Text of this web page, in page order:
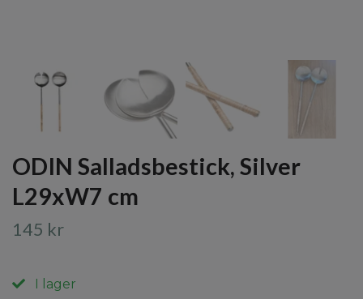
ODIN Salladsbestick, Silver
L29xW7 cm
145 kr
I lager